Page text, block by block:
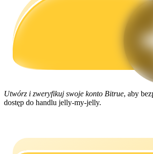
Utwórz i zweryfikuj swoje konto Bitrue, aby
dostęp do handlu jelly-my-jelly.